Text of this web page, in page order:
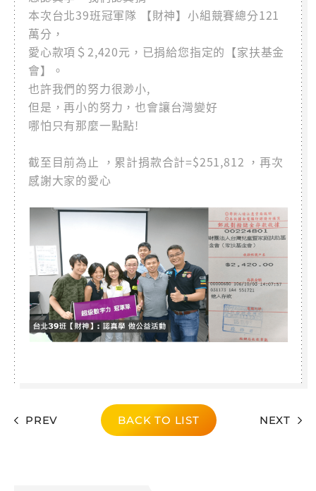
本次台北39班冠軍隊 【財神】小組競賽總分121
萬分，
愛心款項＄2,420元，已捐給您指定的【家扶基金
會】。
也許我們的努力很渺小,
但是，再小的努力，也會讓台灣變好
哪怕只有那麼一點點!
截至目前為止 ，累計捐款合計=$251,812 ，再次
感謝大家的愛心
PREV BACK TO LIST NEXT